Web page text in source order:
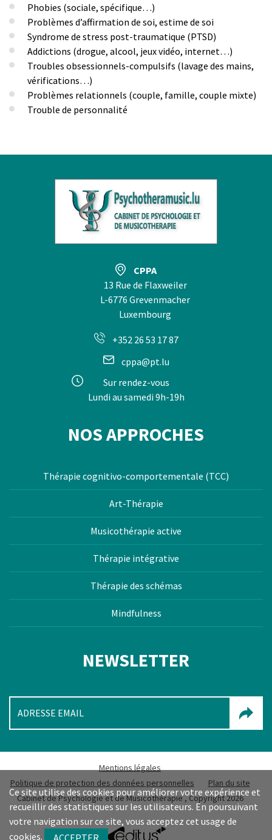
Phobies (sociale, spécifique…)
Problèmes d’affirmation de soi, estime de soi
Syndrome de stress post-traumatique (PTSD)
Addictions (drogue, alcool, jeux vidéo, internet…)
Troubles obsessionnels-compulsifs (lavage des mains,
vérifications…)
Problèmes relationnels (couple, famille, couple mixte)
Trouble de personnalité
CPPA
13 Rue de Flaxweiler
L-6776 Grevenmacher
Luxembourg
+352 26 53 17 87
cppa@pt.lu
Sur rendez-vous
Lundi au samedi 9h-19h
NOS APPROCHES
Thérapie cognitivo-comportementale (TCC)
Art-Thérapie
Musicothérapie active
Thérapie intégrative
Thérapie des schémas
Mindfulness
NEWSLETTER
Mentions légales
Politique de protection des données personnelles
Plan du site
Cabinet de Psychologie et de Musicothérapie , Copyright 2026
Ce site utilise des cookies pour améliorer votre expérience et
recueillir des statistiques sur les utilisateurs. En poursuivant
votre navigation sur ce site, vous acceptez cet usage de
cookies.